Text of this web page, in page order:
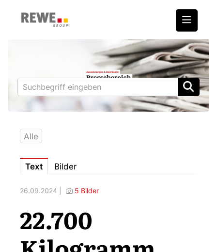
REWE International AG
BILLA
PENNY
BIPA
Downloads
Fotos – Vorstand
Kontakt
Alle
Text Bilder
26.09.2024 | 5 Bilder
22.700